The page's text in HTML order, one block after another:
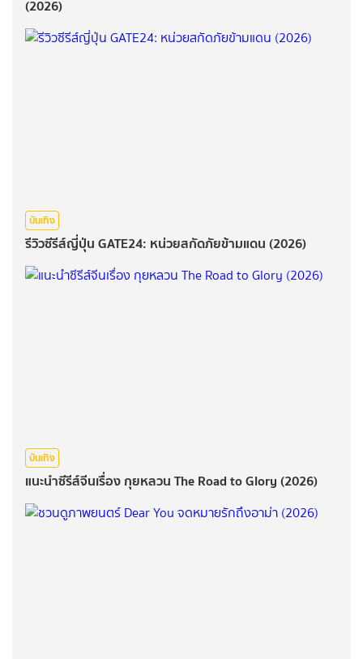
(2026)
บันเทิง
รีวิวซีรีส์ญี่ปุ่น GATE24: หน่วยสกัดภัยข้ามแดน (2026)
บันเทิง
แนะนำซีรีส์จีนเรื่อง กุยหลวน The Road to Glory (2026)